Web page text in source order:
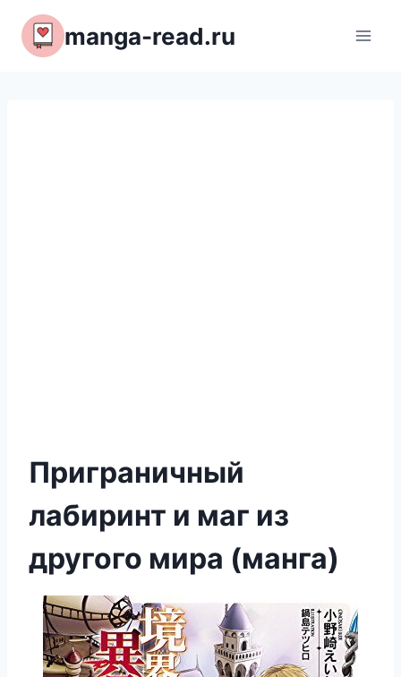
Перейти
содержимому
manga-read.ru
Приграничный
лабиринт и маг из
другого мира (манга)